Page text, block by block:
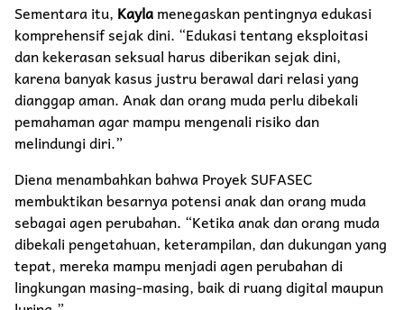
Sementara itu, Kaylamenegaskan pentingnya edukasi
komprehensif sejak dini. “Edukasi tentang eksploitasi
dan kekerasan seksual harus diberikan sejak dini,
karena banyak kasus justru berawal dari relasi yang
dianggap aman. Anak dan orang muda perlu dibekali
pemahaman agar mampu mengenali risiko dan
melindungi diri.”
Diena menambahkan bahwa Proyek SUFASEC
membuktikan besarnya potensi anak dan orang muda
sebagai agen perubahan. “Ketika anak dan orang muda
dibekali pengetahuan, keterampilan, dan dukungan yang
tepat, mereka mampu menjadi agen perubahan di
lingkungan masing-masing, baik di ruang digital maupun